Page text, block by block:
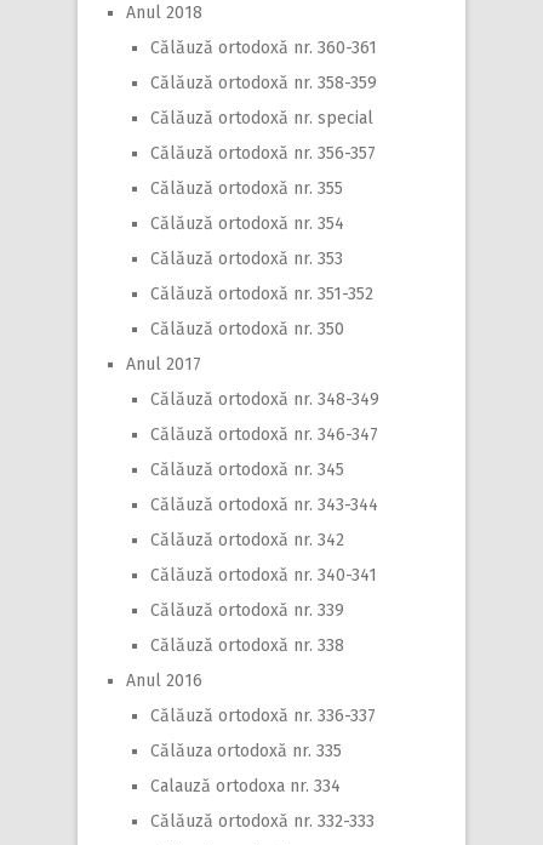
Anul 2018
Călăuză ortodoxă nr. 360-361
Călăuză ortodoxă nr. 358-359
Călăuză ortodoxă nr. special
Călăuză ortodoxă nr. 356-357
Călăuză ortodoxă nr. 355
Călăuză ortodoxă nr. 354
Călăuză ortodoxă nr. 353
Călăuză ortodoxă nr. 351-352
Călăuză ortodoxă nr. 350
Anul 2017
Călăuză ortodoxă nr. 348-349
Călăuză ortodoxă nr. 346-347
Călăuză ortodoxă nr. 345
Călăuză ortodoxă nr. 343-344
Călăuză ortodoxă nr. 342
Călăuză ortodoxă nr. 340-341
Călăuză ortodoxă nr. 339
Călăuză ortodoxă nr. 338
Anul 2016
Călăuză ortodoxă nr. 336-337
Călăuza ortodoxă nr. 335
Calauză ortodoxa nr. 334
Călăuză ortodoxă nr. 332-333